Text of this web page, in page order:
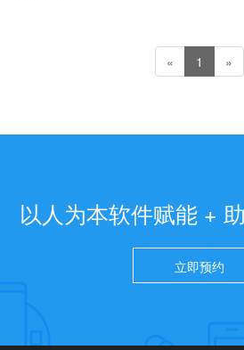
« 1 »
以人为本软件赋能 +
立即预约